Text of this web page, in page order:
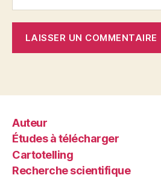
Auteur
Études à télécharger
Cartotelling
Recherche scientifique